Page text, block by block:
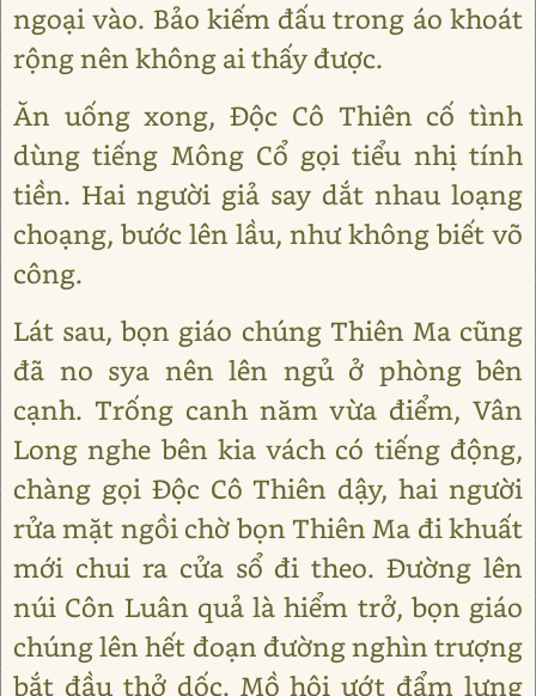
ngoại vào. Bảo kiếm đấu trong áo khoát
rộng nên không ai thấy được.
Ăn uống xong, Độc Cô Thiên cố tình
dùng tiếng Mông Cổ gọi tiểu nhị tính
tiền. Hai người giả say dắt nhau loạng
choạng, bước lên lầu, như không biết võ
công.
Lát sau, bọn giáo chúng Thiên Ma cũng
đã no sya nên lên ngủ ở phòng bên
cạnh. Trống canh năm vừa điểm, Vân
Long nghe bên kia vách có tiếng động,
chàng gọi Độc Cô Thiên dậy, hai người
rửa mặt ngồi chờ bọn Thiên Ma đi khuất
mới chui ra cửa sổ đi theo. Đường lên
núi Côn Luân quả là hiểm trở, bọn giáo
chúng lên hết đoạn đường nghìn trượng
bắt đầu thở dốc. Mồ hôi ướt đẩm lưng